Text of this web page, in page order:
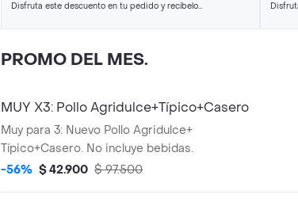
Disfruta este descuento en tu pedido y recíbelo
PROMO DEL MES.
MUY X3: Pollo Agridulce+Típico+Casero
Muy para 3: Nuevo Pollo Agridulce+
Típico+Casero. No incluye bebidas.
-56% $ 42.900 $ 97.500